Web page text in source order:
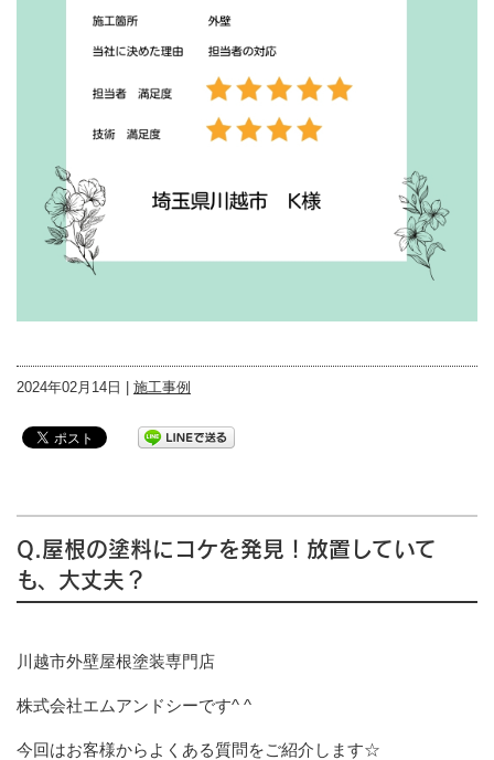
2024年02月14日 | 施工事例
Q.屋根の塗料にコケを発見！放置していて
も、大丈夫？
川越市外壁屋根塗装専門店
株式会社エムアンドシーです^ ^
今回はお客様からよくある質問をご紹介します☆